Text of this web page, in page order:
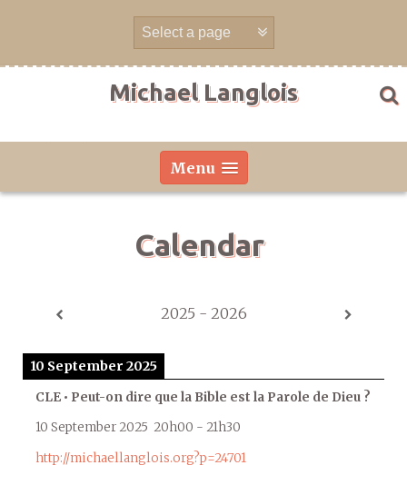
Michael Langlois
Menu
Calendar
2025 - 2026
10 September 2025
CLE • Peut-on dire que la Bible est la Parole de Dieu ?
10 September 2025 20h00 - 21h30
http://michaellanglois.org?p=24701